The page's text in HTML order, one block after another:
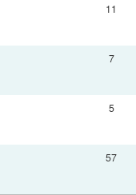
11
7
5
57